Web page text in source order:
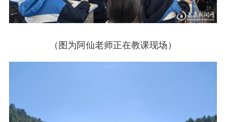
（图为阿仙老师正在教课现场）